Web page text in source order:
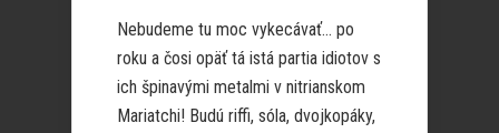
Nebudeme tu moc vykecávať… po
roku a čosi opäť tá istá partia idiotov s
ich špinavými metalmi v nitrianskom
Mariatchi! Budú riffi, sóla, dvojkopáky,